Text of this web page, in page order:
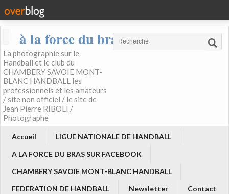
à la force du bras
La photographie sur le
Handball et le club du
CHAMBERY SAVOIE MONT-
BLANC HANDBALL les
professionnels et les amateurs
/ site non officiel / le site de
Jean Pierre RIBOLI /
Photographe
Accueil
LIGUE NATIONALE DE HANDBALL
A LA FORCE DU BRAS SUR FACEBOOK
CHAMBERY SAVOIE MONT-BLANC HANDBALL
FEDERATION DE HANDBALL
Newsletter Contact